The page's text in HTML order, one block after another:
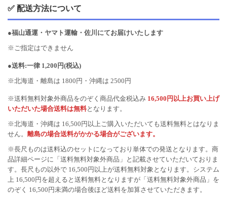
✅ 配送方法について
●福山通運・ヤマト運輸・佐川にてお届けいたします
※ご指定はできません
●送料:一律 1,200円(税込)
※北海道・離島は 1800円・沖縄は 2500円
※送料無料対象外商品をのぞく商品代金税込み 16,500円以上お買い上げ
いただいた場合送料は無料となります。
※北海道・沖縄は 16,500円以上ご購入いただいても送料無料とはなりま
せん。 離島の場合送料がかかる場合がございます。
※長尺ものは送料込のセットになっており単体での発送となります。商
品詳細ページに「送料無料対象外商品」と記載させていただいておりま
す。長尺もの以外で 16,500円以上が送料無料対象となります。システム
上 16,500円を超えると送料無料となりますが「送料無料対象外商品」を
のぞく 16,500円未満の場合後ほど送料を加算させていただきます。